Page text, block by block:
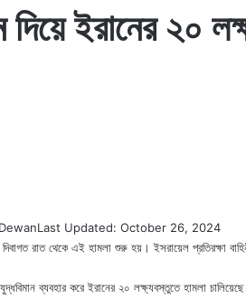
দিয়ে ইরানের ২০
Last Updated: October 26, 2024
রাত থেকে এই হামলা শুরু হয়। ইসরায়েল প্রতিরক্ষা
ব্যবহার করে ইরানের ২০ লক্ষ্যবস্তুতে হামলা চালিয়েছে